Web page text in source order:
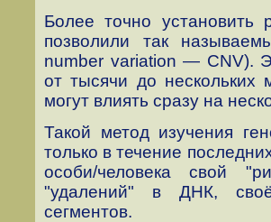
Более точно установить
позволили так
number variation — CNV).
от тысячи до нескольких
могут влиять сразу на
Такой метод изучения
только в течение
особи/человека свой
"удалений" в ДНК,
сегментов.